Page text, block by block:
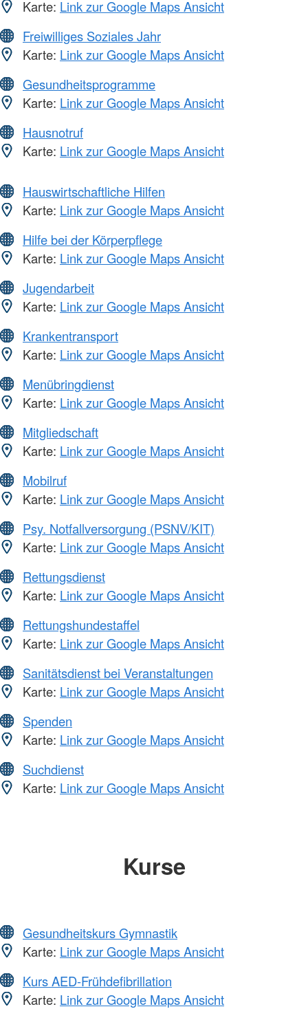
Karte: Link zur Google Maps Ansicht
Freiwilliges Soziales Jahr
Karte: Link zur Google Maps Ansicht
Gesundheitsprogramme
Karte: Link zur Google Maps Ansicht
Hausnotruf
Karte: Link zur Google Maps Ansicht
Hauswirtschaftliche Hilfen
Karte: Link zur Google Maps Ansicht
Hilfe bei der Körperpflege
Karte: Link zur Google Maps Ansicht
Jugendarbeit
Karte: Link zur Google Maps Ansicht
Krankentransport
Karte: Link zur Google Maps Ansicht
Menübringdienst
Karte: Link zur Google Maps Ansicht
Mitgliedschaft
Karte: Link zur Google Maps Ansicht
Mobilruf
Karte: Link zur Google Maps Ansicht
Psy. Notfallversorgung (PSNV/KIT)
Karte: Link zur Google Maps Ansicht
Rettungsdienst
Karte: Link zur Google Maps Ansicht
Rettungshundestaffel
Karte: Link zur Google Maps Ansicht
Sanitätsdienst bei Veranstaltungen
Karte: Link zur Google Maps Ansicht
Spenden
Karte: Link zur Google Maps Ansicht
Suchdienst
Karte: Link zur Google Maps Ansicht
Kurse
Gesundheitskurs Gymnastik
Karte: Link zur Google Maps Ansicht
Kurs AED-Frühdefibrillation
Karte: Link zur Google Maps Ansicht